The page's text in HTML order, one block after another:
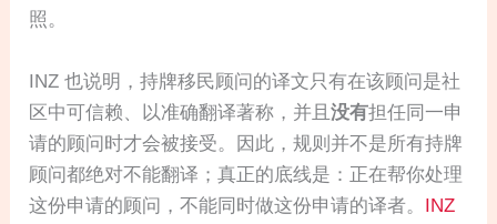
照。
INZ 也说明，持牌移民顾问的译文只有在该顾问是社
区中可信赖、以准确翻译著称，并且没有担任同一申
请的顾问时才会被接受。因此，规则并不是所有持牌
顾问都绝对不能翻译；真正的底线是：正在帮你处理
这份申请的顾问，不能同时做这份申请的译者。 INZ